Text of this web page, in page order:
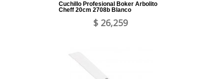
Cuchillo Profesional Boker Arbolito
Cheff 20cm 2708b Blanco
$ 26,259